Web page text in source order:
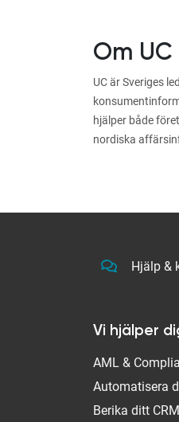
Om UC
UC är Sveriges
hjälper både
nordiska
Hjälp &
Vi hjälper
AML &
Automatisera
Berika ditt CRM